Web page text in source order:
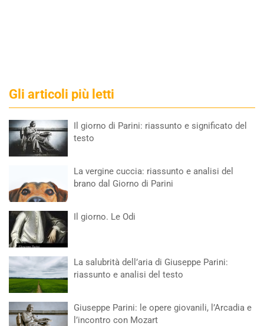
Gli articoli più letti
Il giorno di Parini: riassunto e significato del
testo
La vergine cuccia: riassunto e analisi del
brano dal Giorno di Parini
Il giorno. Le Odi
La salubrità dell’aria di Giuseppe Parini:
riassunto e analisi del testo
Giuseppe Parini: le opere giovanili, l’Arcadia e
l’incontro con Mozart